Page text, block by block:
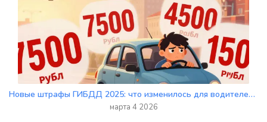
Новые штрафы ГИБДД 2025: что изменилось для водителей и как не попасть на крупный штраф
марта 4 2026